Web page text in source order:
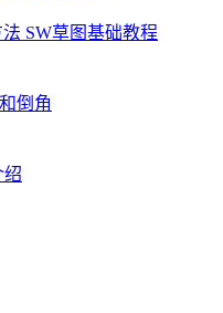
SW草图基础教程
倒角
绍